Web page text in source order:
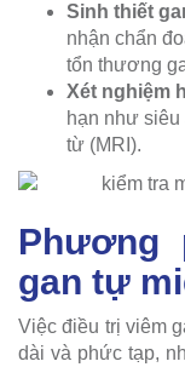
Sinh thiết
nhận chẩn
tổn thương
Xét nghiệm
hạn như
từ (MRI).
Phương
gan tự
Việc điều trị viêm
dài và phức tạp,